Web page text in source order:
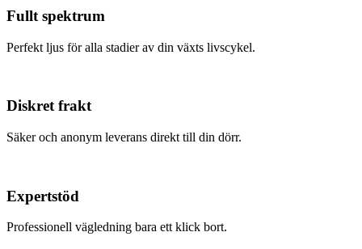
Fullt spektrum
Perfekt ljus för alla stadier av din växts livscykel.
Diskret frakt
Säker och anonym leverans direkt till din dörr.
Expertstöd
Professionell vägledning bara ett klick bort.